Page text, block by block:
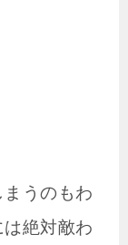
うのもわ
絶対敵わ